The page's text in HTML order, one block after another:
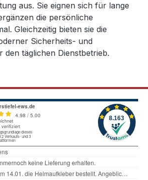
aus. Sie eignen sich für lange
die persönliche
Gleichzeitig bieten sie die
Sicherheits- und
den täglichen Dienstbetrieb.